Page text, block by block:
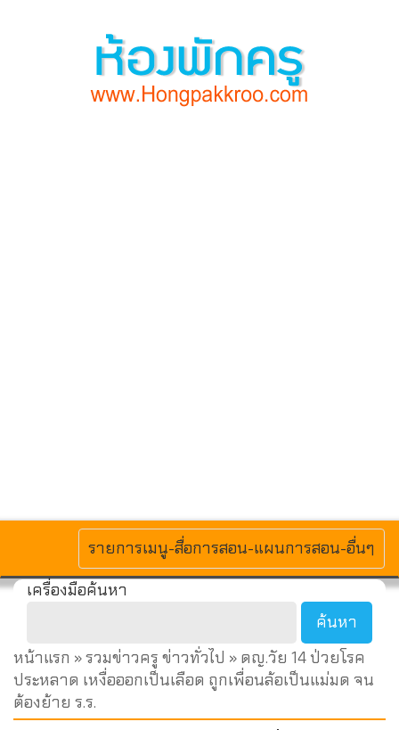
MENU
รายการเมนู-สื่อการสอน-แผนการสอน-อื่นๆ
เครื่องมือค้นหา
หน้าแรก »รวมข่าวครู ข่าวทั่วไป » ดญ.วัย 14 ป่วยโรค
ประหลาด เหงื่อออกเป็นเลือด ถูกเพื่อนล้อเป็นแม่มด จน
ต้องย้าย ร.ร.